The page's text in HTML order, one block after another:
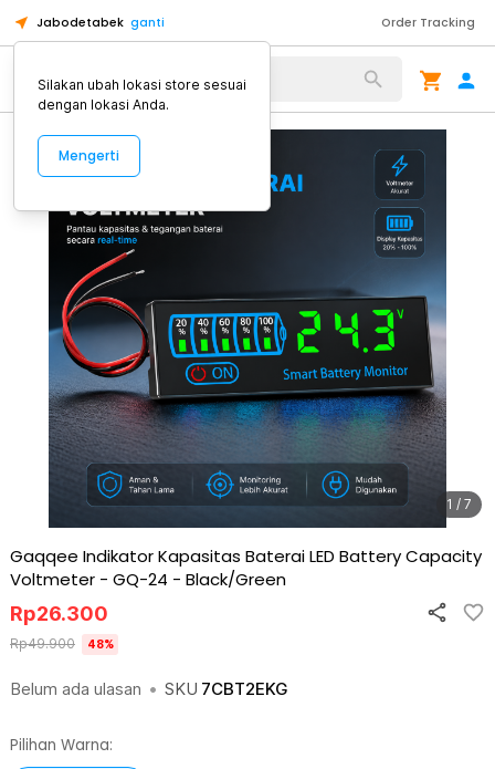
Jabodetabek ganti Order Tracking
Alat Kopi
1 / 7
Gaqqee Indikator Kapasitas Baterai LED Battery Capacity
Voltmeter - GQ-24 - Black/Green
Belum ada ulasan • SKU 7CBT2EKG
Rp26.300
Rp49.900 48%
Pilihan Warna:
Silakan ubah lokasi store sesuai
dengan lokasi Anda.
Mengerti